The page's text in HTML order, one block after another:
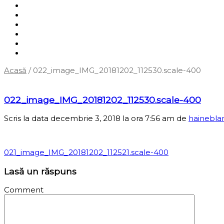
Acasă / 022_image_IMG_20181202_112530.scale-400
022_image_IMG_20181202_112530.scale-400
Scris la data decembrie 3, 2018 la ora 7:56 am de
021_image_IMG_20181202_112521.scale-400
Lasă un răspuns
Comment